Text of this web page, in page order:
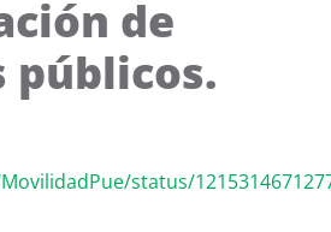
de
públicos.
status/